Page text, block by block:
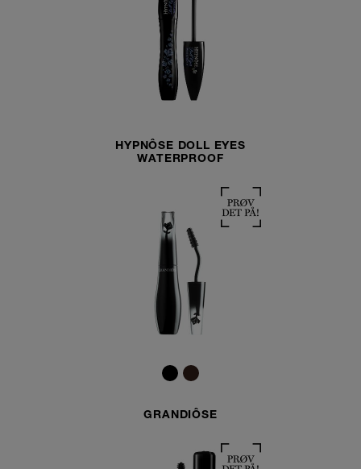
HYPNÔSE DOLL EYES
WATERPROOF
GRANDIÔSE